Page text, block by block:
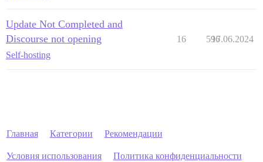
Update Not Completed and
Discourse not opening
Self-hosting
16 596
17.06.2024
Главная Категории Рекомендации
Условия использования Политика конфиденциальности